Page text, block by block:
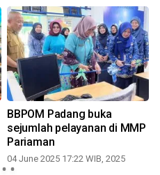
BBPOM Padang buka
sejumlah pelayanan di MMP
Pariaman
04 June 2025 17:22 WIB, 2025